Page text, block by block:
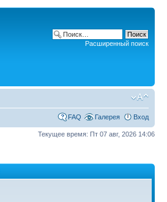
Расширенный поиск
FAQ Галерея Вход
Текущее время: Пт 07 авг, 2026 14:06